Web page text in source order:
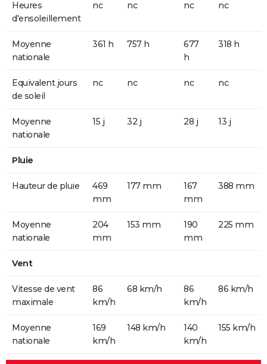
Heures
d'ensoleillement
nc nc nc nc
Moyenne
nationale
361 h 757 h
677
h
318 h
Equivalent jours
de soleil
nc nc nc nc
Moyenne
nationale
15 j 32 j 28 j 13 j
Pluie
Hauteur de pluie
469
mm
177 mm
167
mm
388 mm
Moyenne
nationale
204
mm
153 mm
190
mm
225 mm
Vent
Vitesse de vent
maximale
86
km/h
68 km/h
86
km/h
86 km/h
Moyenne
nationale
169
km/h
148 km/h
140
km/h
155 km/h